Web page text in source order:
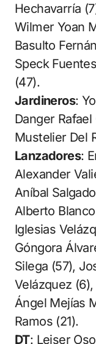
Hechavarría
Wilmer Yoan
Basulto
Speck
(47).
Jardineros:
Danger
Mustelier Del
Lanzadores:
Alexander
Aníbal
Alberto
Iglesias
Góngora
Silega (57),
Velázquez
Ángel Mejías
Ramos (21).
DT: Leiser